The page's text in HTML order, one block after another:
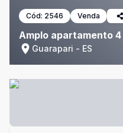
Cód: 2546 Venda
Amplo apartamento
Guarapari - ES